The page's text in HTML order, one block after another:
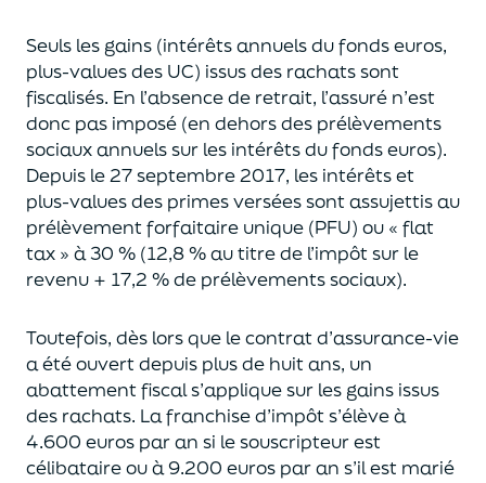
Seuls les gains (intérêts annuels du fonds euros,
plus-values des UC) issus des rachats sont
fiscalisés. En l’absence de retrait, l’assuré n’est
donc pas imposé (en dehors des prélèvements
sociaux annuels sur les intérêts du fonds euros).
Depuis le 27 septembre 2017, les intérêts et
plus-values des primes verséessont assujettis au
prélèvement forfaitaire unique (PFU) ou « flat
tax » à 30 % (12,8 % au titre de l’impôt sur le
revenu + 17,2 % de prélèvements sociaux).
Toutefois, dès lors que le contrat d’assurance-vie
a été ouvert depuis plus de huit ans, un
abattement fiscal s’applique sur les gains issus
des rachats. La franchise d’impôts’élève à
4.600 euros par an si le souscripteurest
célibataire ou à 9.200 euros par an s’il est marié